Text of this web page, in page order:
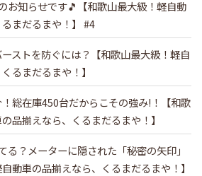
お知らせです🎵【和歌山最大級！軽自動
まだるまや！】 #4
ストを防ぐには？【和歌山最大級！軽自
るまだるまや！】
総在庫450台だからこその強み!！【和歌
品揃えなら、くるまだるまや！】
る？メーターに隠された「秘密の矢印」
自動車の品揃えなら、くるまだるまや！】